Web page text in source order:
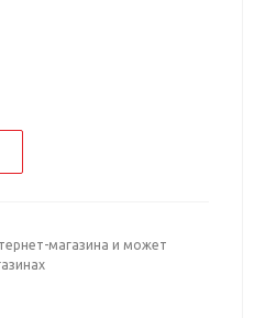
магазина и может